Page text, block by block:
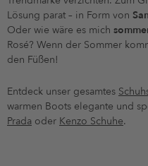
Lösung parat – in Form von
Oder wie wäre es mich
Rosé? Wenn der Sommer
den Füßen!
Entdeck unser gesamtes
warmen Boots elegante und
Prada oder Kenzo Schuhe.